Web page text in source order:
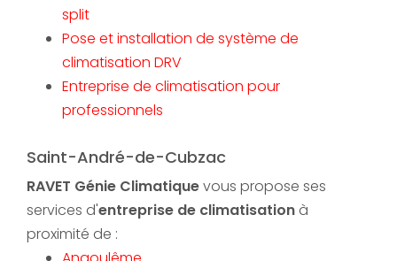
split
Pose et installation de système de
climatisation DRV
Entreprise de climatisation pour
professionnels
Saint-André-de-Cubzac
RAVET Génie Climatiquevous propose ses
services d'entreprise de climatisation à
proximité de :